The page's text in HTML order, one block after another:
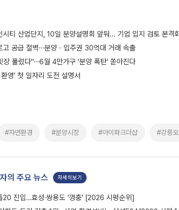
시티 산업단지, 10일 분양설명회 앞둬... 기업 입지 검토 본격
고 공급 절벽⋯분양ㆍ입주권 30억대 거래 속출
장 풀렸다"⋯6월 4만가구 '분양 폭탄' 쏟아진다
영’ 첫 일자리 도전 설명서
#자연환경 #분양시장 #아이파크더샵 #강릉
의 주요 뉴스 자세히보기
20 진입…효성·쌍용도 ‘껑충’ [2026 시평순위]